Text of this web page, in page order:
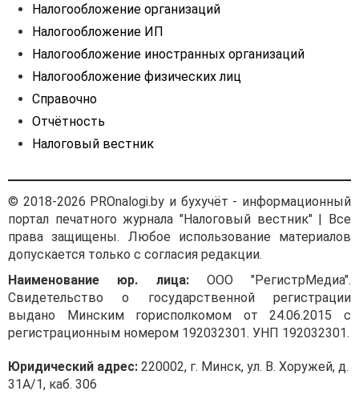
Налогообложение организаций
Налогообложение ИП
Налогообложение иностранных организаций
Налогообложение физических лиц
Справочно
Отчётность
Налоговый вестник
© 2018-2026 PROnalogi.by и бухучёт - информационный
портал печатного журнала "Налоговый вестник" | Все
права защищены. Любое использование материалов
допускается только с согласия редакции.
Наименование юр. лица:ООО "РегистрМедиа".
Свидетельство о государственной регистрации
выдано Минским горисполкомом от 24.06.2015 с
регистрационным номером 192032301. УНП 192032301.
Юридический адрес: 220002, г. Минск, ул. В. Хоружей, д.
31А/1, каб. 306